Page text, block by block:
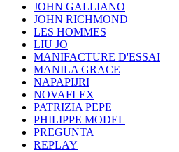
JOHN GALLIANO
JOHN RICHMOND
LES HOMMES
LIU JO
MANIFACTURE D'ESSAI
MANILA GRACE
NAPAPIJRI
NOVAFLEX
PATRIZIA PEPE
PHILIPPE MODEL
PREGUNTA
REPLAY